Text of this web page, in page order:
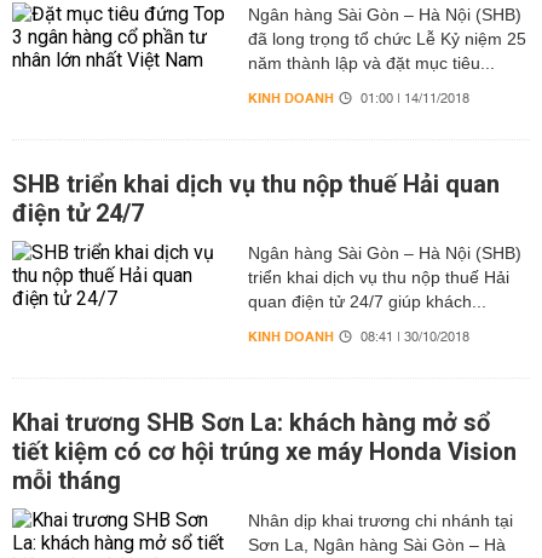
Ngân hàng Sài Gòn – Hà Nội (SHB)
đã long trọng tổ chức Lễ Kỷ niệm 25
năm thành lập và đặt mục tiêu...
KINH DOANH 01:00 | 14/11/2018
SHB triển khai dịch vụ thu nộp thuế Hải quan
điện tử 24/7
Ngân hàng Sài Gòn – Hà Nội (SHB)
triển khai dịch vụ thu nộp thuế Hải
quan điện tử 24/7 giúp khách...
KINH DOANH 08:41 | 30/10/2018
Khai trương SHB Sơn La: khách hàng mở sổ
tiết kiệm có cơ hội trúng xe máy Honda Vision
mỗi tháng
Nhân dịp khai trương chi nhánh tại
Sơn La, Ngân hàng Sài Gòn – Hà